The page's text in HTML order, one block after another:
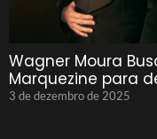
Wagner Moura
Marquezine para
3 de dezembro de 2025